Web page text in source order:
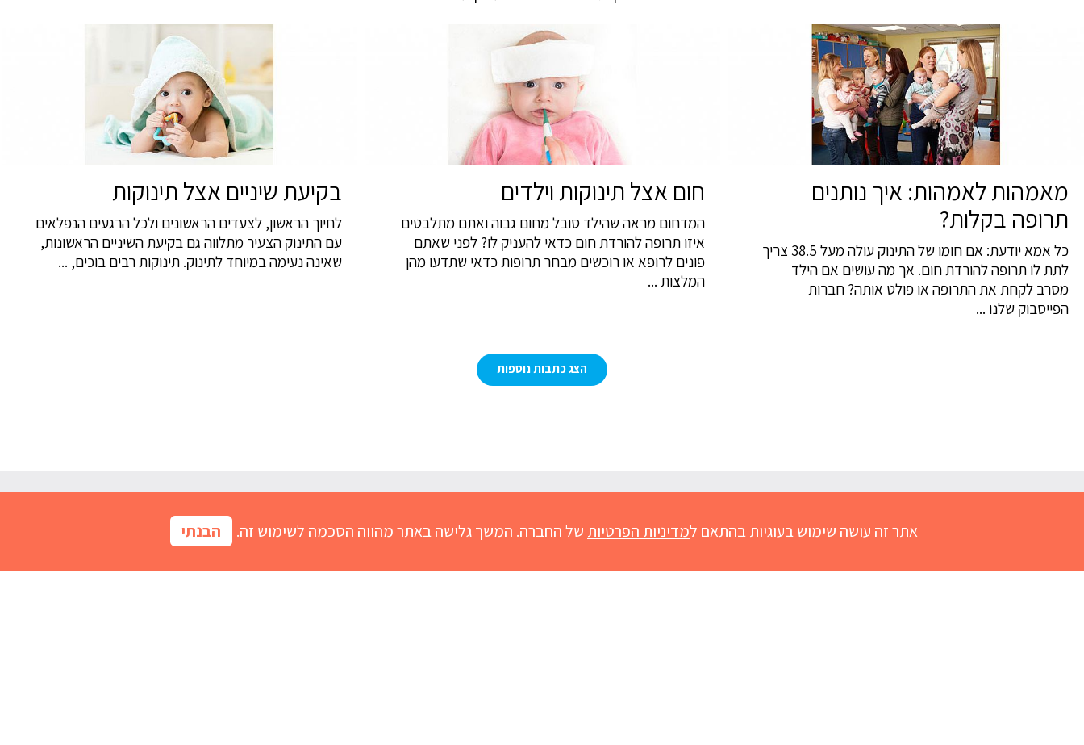
אתר זה עושה שימוש בעוגיות בהתאם למדיניות הפרטיות של החברה. המשך גלישה באתר מהווה הסכמה לשימוש זה. הבנתי
מאמהות לאמהות: איך נותנים
תרופה בקלות?
כל אמא יודעת: אם חומו של התינוק עולה מעל 38.5 צריך
לתת לו תרופה להורדת חום. אך מה עושים אם הילד
מסרב לקחת את התרופה או פולט אותה? חברות
הפייסבוק שלנו ...
חום אצל תינוקות וילדים
המדחום מראה שהילד סובל מחום גבוה ואתם מתלבטים
איזו תרופה להורדת חום כדאי להעניק לו? לפני שאתם
פונים לרופא או רוכשים מבחר תרופות כדאי שתדעו מהן
המלצות ...
בקיעת שיניים אצל תינוקות
לחיוך הראשון, לצעדים הראשונים ולכל הרגעים הנפלאים
עם התינוק הצעיר מתלווה גם בקיעת השיניים הראשונות,
שאינה נעימה במיוחד לתינוק. תינוקות רבים בוכים, ...
הצג כתבות נוספות
טיפטיפות נובימול
טפטפים מצוננים